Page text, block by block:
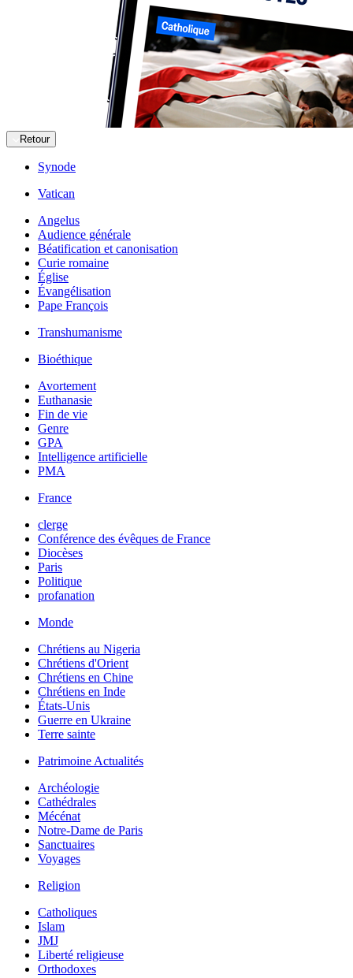
Retour
Synode
Vatican
Angelus
Audience générale
Béatification et canonisation
Curie romaine
Église
Évangélisation
Pape François
Transhumanisme
Bioéthique
Avortement
Euthanasie
Fin de vie
Genre
GPA
Intelligence artificielle
PMA
France
clerge
Conférence des évêques de France
Diocèses
Paris
Politique
profanation
Monde
Chrétiens au Nigeria
Chrétiens d'Orient
Chrétiens en Chine
Chrétiens en Inde
États-Unis
Guerre en Ukraine
Terre sainte
Patrimoine Actualités
Archéologie
Cathédrales
Mécénat
Notre-Dame de Paris
Sanctuaires
Voyages
Religion
Catholiques
Islam
JMJ
Liberté religieuse
Orthodoxes